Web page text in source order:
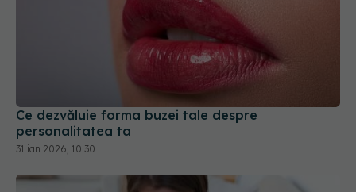
Ce dezvăluie forma buzei tale despre
personalitatea ta
31 ian 2026, 10:30